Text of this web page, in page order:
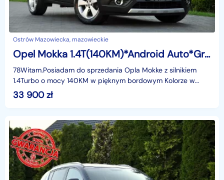
Ostrów Mazowiecka, mazowieckie
Opel Mokka 1.4T(140KM)*Android Auto*Grzana Kierownica*Welur*Reling*I Wł*Alu17"A
78Witam.Posiadam do sprzedania Opla Mokke z silnikiem
1.4Turbo o mocy 140KM w pięknym bordowym Kolorze w
najbogatszej wersji wyposażenia COSMO i z rewelacyjnym
33 900zł